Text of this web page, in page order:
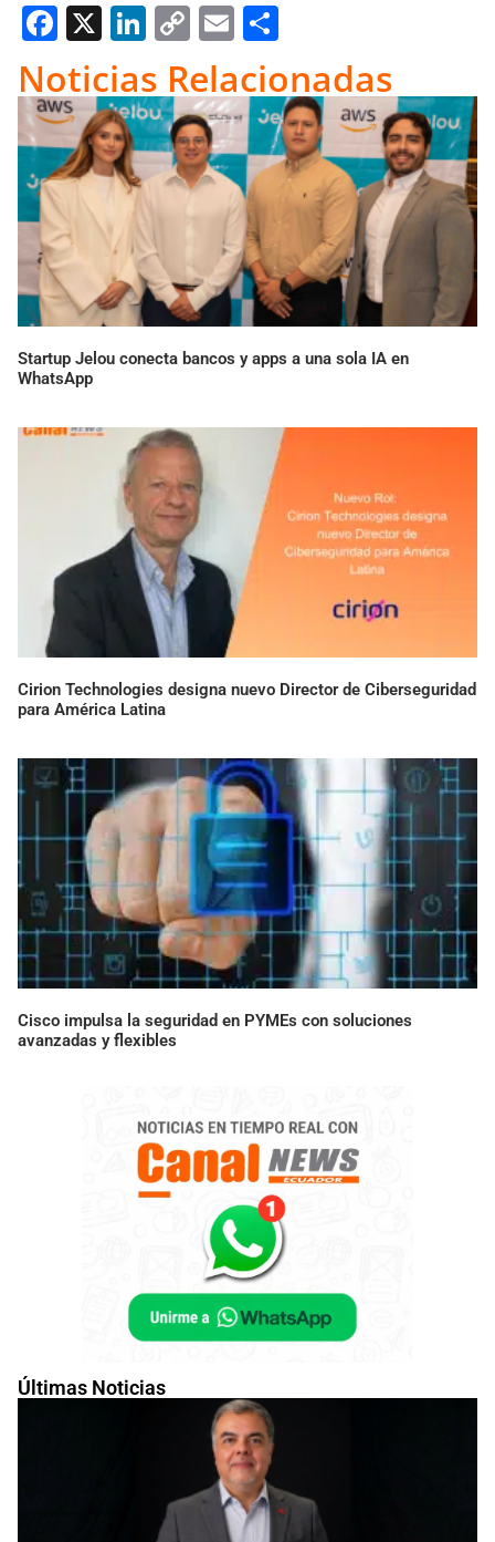
Últimas Noticias
Facebook
X LinkedIn
Copy
Link
Email
Noticias Relacionadas
Startup Jelou conecta bancos y apps a una sola IA en
WhatsApp
Cirion Technologies designa nuevo Director de Ciberseguridad
para América Latina
Cisco impulsa la seguridad en PYMEs con soluciones
avanzadas y flexibles